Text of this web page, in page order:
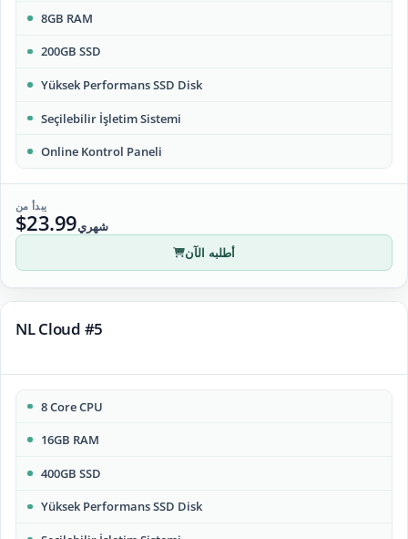
8GB RAM
200GB SSD
Yüksek Performans SSD Disk
Seçilebilir İşletim Sistemi
Online Kontrol Paneli
يبدأ من
$23.99شهري
أطلبه الآن
NL Cloud #5
8 Core CPU
16GB RAM
400GB SSD
Yüksek Performans SSD Disk